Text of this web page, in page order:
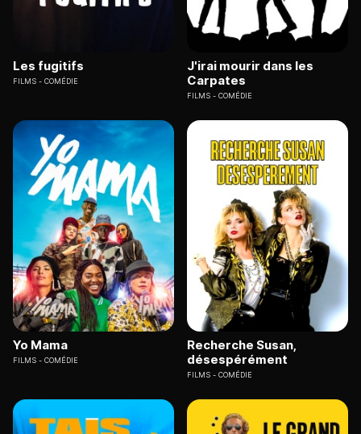
Les fugitifs
FILMS COMÉDIE
J'irai mourir dans les
Carpates
FILMS COMÉDIE
Yo Mama
FILMS COMÉDIE
Recherche Susan,
désespérément
FILMS COMÉDIE